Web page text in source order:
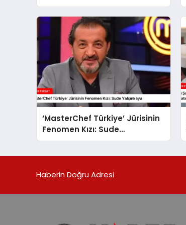
Dolu İçtim”
‘MasterChef Türkiye’ Jürisinin
Fenomen Kızı: Sude
Yalçınkaya
Haberin Doğru Adresi